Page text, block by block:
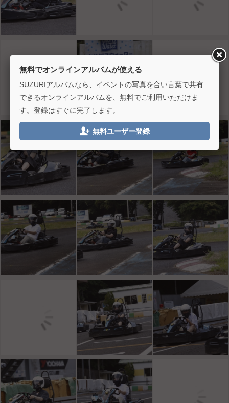
無料でオンラインアルバムが使える
SUZURIアルバムなら、イベントの写真を合い言葉で共有
できるオンラインアルバムを、無料でご利用いただけま
す。登録はすぐに完了します。
 無料ユーザー登録